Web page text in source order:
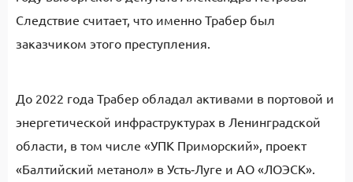
Следствие считает, что именно Трабер был
заказчиком этого преступления.
До 2022 года Трабер обладал активами в портовой и
энергетической инфраструктурах в Ленинградской
области, в том числе «УПК Приморский», проект
«Балтийский метанол» в Усть‑Луге и АО «ЛОЭСК».